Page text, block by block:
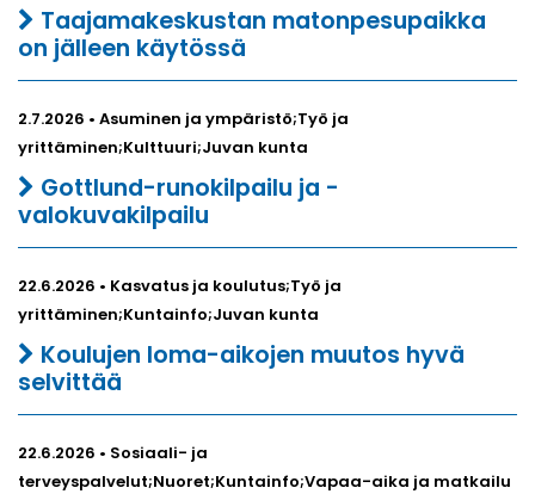
Taajamakeskustan matonpesupaikka
on jälleen käytössä
2.7.2026 • Asuminen ja ympäristö;Työ ja
yrittäminen;Kulttuuri;Juvan kunta
Gottlund-runokilpailu ja -
valokuvakilpailu
22.6.2026 • Kasvatus ja koulutus;Työ ja
yrittäminen;Kuntainfo;Juvan kunta
Koulujen loma-aikojen muutos hyvä
selvittää
22.6.2026 • Sosiaali- ja
terveyspalvelut;Nuoret;Kuntainfo;Vapaa-aika ja matkailu